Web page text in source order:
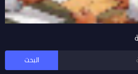
والندب الداخلي بالتبادل في